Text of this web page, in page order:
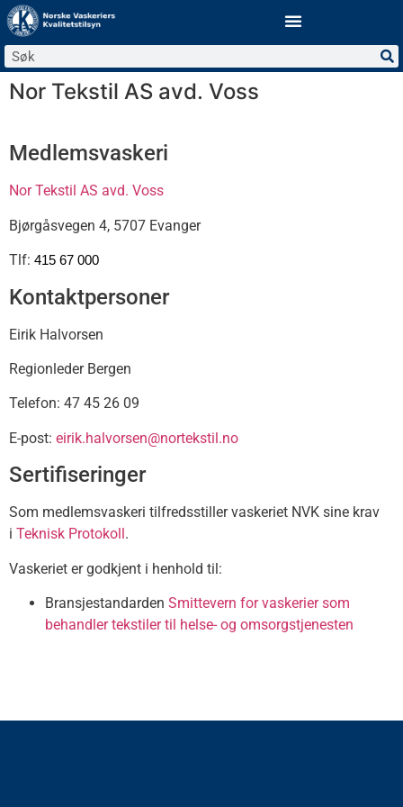
Nor Tekstil AS avd. Voss
Medlemsvaskeri
Nor Tekstil AS avd. Voss
Bjørgåsvegen 4, 5707 Evanger
Tlf: 415 67 000
Kontaktpersoner
Eirik Halvorsen
Regionleder Bergen
Telefon: 47 45 26 09
E-post: eirik.halvorsen@nortekstil.no
Sertifiseringer
Som medlemsvaskeri tilfredsstiller vaskeriet NVK sine krav
i Teknisk Protokoll.
Vaskeriet er godkjent i henhold til:
Bransjestandarden Smittevern for vaskerier som
behandler tekstiler til helse- og omsorgstjenesten